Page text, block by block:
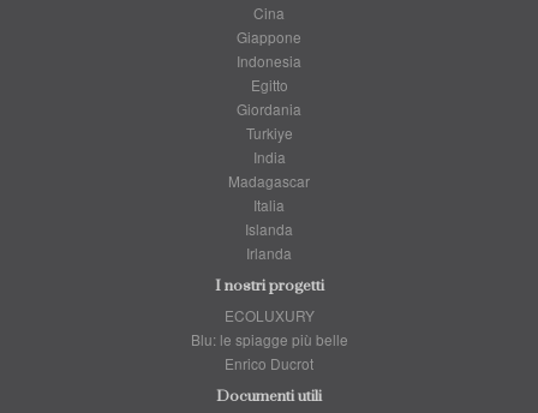
Cina
Giappone
Indonesia
Egitto
Giordania
Turkiye
India
Madagascar
Italia
Islanda
Irlanda
I nostri progetti
ECOLUXURY
Blu: le spiagge più belle
Enrico Ducrot
Documenti utili